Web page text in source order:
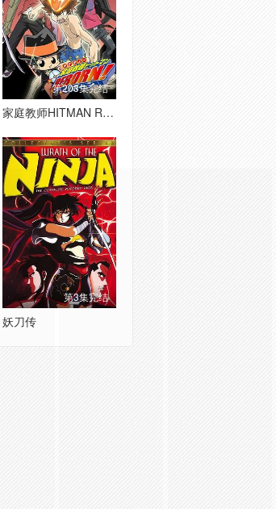
第203集完结
家庭教师HITMAN REBORN!
第3集完结
妖刀传